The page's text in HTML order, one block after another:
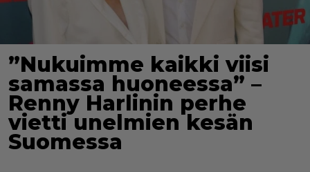
”Nukuimme kaikki viisi
samassa huoneessa” –
Renny Harlinin perhe
vietti unelmien kesän
Suomessa